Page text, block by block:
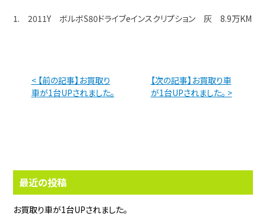
1. 2011Y ボルボS80ドライブeインスクリプション 灰 8.9万KM
< 【前の記事】お買取り
車が1台UPされました。
【次の記事】お買取り車
が1台UPされました。 >
最近の投稿
お買取り車が1台UPされました。